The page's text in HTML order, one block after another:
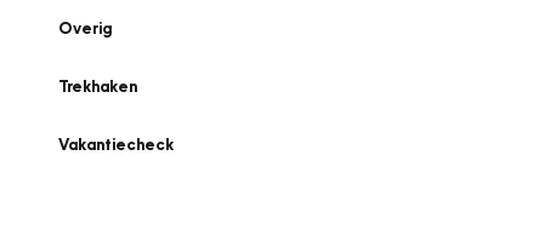
Overig
Trekhaken
Vakantiecheck